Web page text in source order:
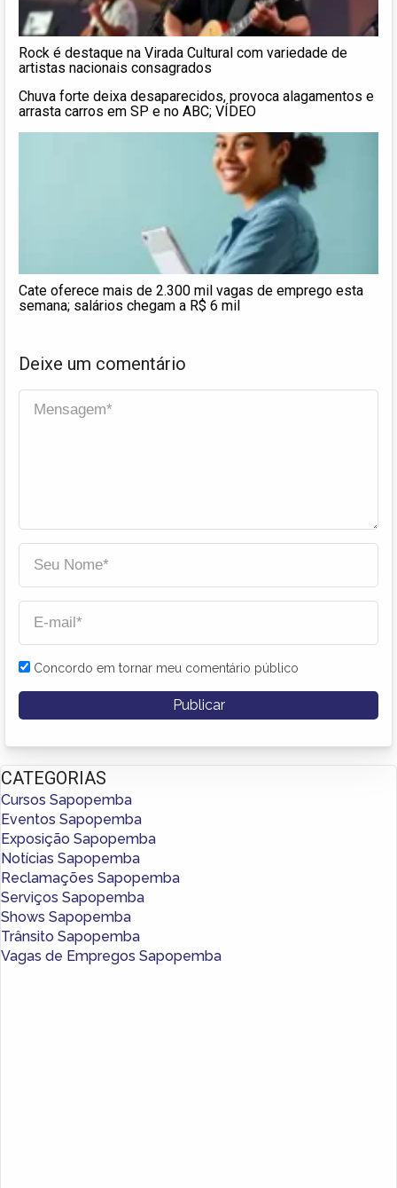
Rock é destaque na Virada Cultural com variedade de
artistas nacionais consagrados
Chuva forte deixa desaparecidos, provoca alagamentos e
arrasta carros em SP e no ABC; VÍDEO
Cate oferece mais de 2.300 mil vagas de emprego esta
semana; salários chegam a R$ 6 mil
Deixe um comentário
Concordo em tornar meu comentário público
CATEGORIAS
Cursos Sapopemba
Eventos Sapopemba
Exposição Sapopemba
Notícias Sapopemba
Reclamações Sapopemba
Serviços Sapopemba
Shows Sapopemba
Trânsito Sapopemba
Vagas de Empregos Sapopemba